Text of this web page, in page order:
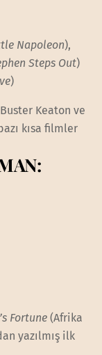
Napoleon),
Steps Out)
)
Keaton ve
kısa filmler
Fortune (Afrika
yazılmış ilk